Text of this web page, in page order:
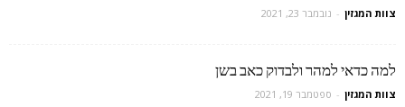
צוות המגזין - נובמבר 23, 2021
למה כדאי למהר ולבדוק כאב בשן
צוות המגזין - ספטמבר 19, 2021